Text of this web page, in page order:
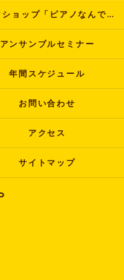
ワークショップ「ピアノなんでも塾」
アンサンブルセミナー
年間スケジュール
お問い合わせ
アクセス
サイトマップ